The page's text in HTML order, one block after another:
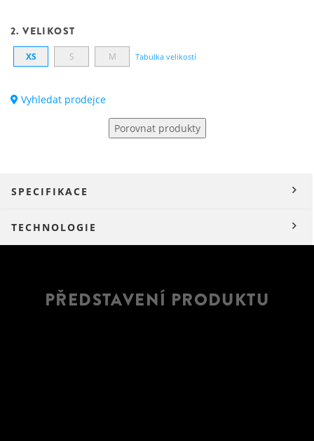
2. VELIKOST
XS S M Tabulka velikostí
Vyhledat prodejce
Porovnat produkty
SPECIFIKACE
TECHNOLOGIE
PŘEDSTAVENÍ PRODUKTU